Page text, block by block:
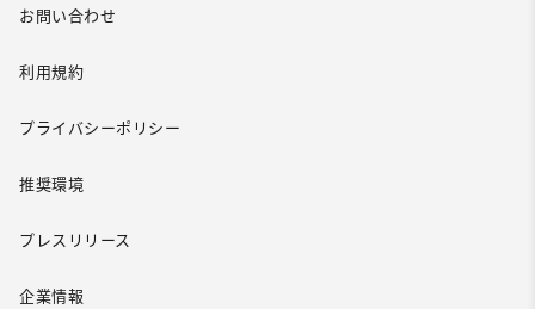
お問い合わせ
利用規約
プライバシーポリシー
推奨環境
プレスリリース
企業情報